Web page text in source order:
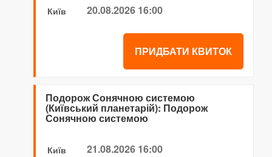
Київ 20.08.2026 16:00
ПРИДБАТИ КВИТОК
Подорож Сонячною системою
(Київський планетарій): Подорож
Сонячною системою
Київ 21.08.2026 16:00